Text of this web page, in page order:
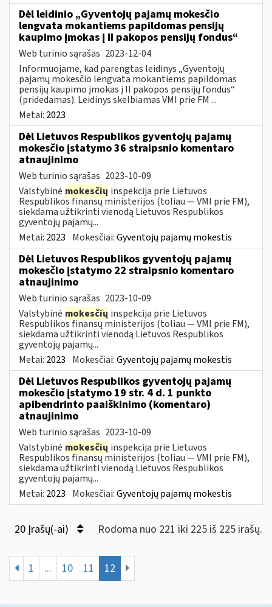
Dėl leidinio „Gyventojų pajamų mokesčio
lengvata mokantiems papildomas pensijų
kaupimo įmokas į II pakopos pensijų fondus“
Web turinio sąrašas 2023-12-04
Informuojame, kad parengtas leidinys „Gyventojų
pajamų mokesčio lengvata mokantiems papildomas
pensijų kaupimo įmokas į II pakopos pensijų fondus“
(pridedamas). Leidinys skelbiamas VMI prie FM ...
Metai: 2023
Dėl Lietuvos Respublikos gyventojų pajamų
mokesčio įstatymo 36 straipsnio komentaro
atnaujinimo
Web turinio sąrašas 2023-10-09
Valstybinė mokesčių inspekcija prie Lietuvos
Respublikos finansų ministerijos (toliau — VMI prie FM),
siekdama užtikrinti vienodą Lietuvos Respublikos
gyventojų pajamų...
Metai: 2023 Mokesčiai:Gyventojų pajamų mokestis
Dėl Lietuvos Respublikos gyventojų pajamų
mokesčio įstatymo 22 straipsnio komentaro
atnaujinimo
Web turinio sąrašas 2023-10-09
Valstybinė mokesčių inspekcija prie Lietuvos
Respublikos finansų ministerijos (toliau — VMI prie FM),
siekdama užtikrinti vienodą Lietuvos Respublikos
gyventojų pajamų...
Metai: 2023 Mokesčiai:Gyventojų pajamų mokestis
Dėl Lietuvos Respublikos gyventojų pajamų
mokesčio įstatymo 19 str. 4 d. 1 punkto
apibendrinto paaiškinimo (komentaro)
atnaujinimo
Web turinio sąrašas 2023-10-09
Valstybinė mokesčių inspekcija prie Lietuvos
Respublikos finansų ministerijos (toliau — VMI prie FM),
siekdama užtikrinti vienodą Lietuvos Respublikos
gyventojų pajamų...
Metai: 2023 Mokesčiai:Gyventojų pajamų mokestis
20 Įrašų(-ai) Rodoma nuo 221 iki 225 iš 225 irašų.
1 ... 10 11 12